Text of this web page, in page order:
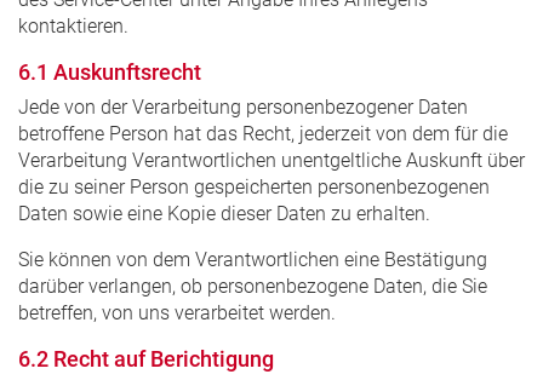
kontaktieren.
6.1 Auskunftsrecht
Jede von der Verarbeitung personenbezogener Daten
betroffene Person hat das Recht, jederzeit von dem für die
Verarbeitung Verantwortlichen unentgeltliche Auskunft über
die zu seiner Person gespeicherten personenbezogenen
Daten sowie eine Kopie dieser Daten zu erhalten.
Sie können von dem Verantwortlichen eine Bestätigung
darüber verlangen, ob personenbezogene Daten, die Sie
betreffen, von uns verarbeitet werden.
6.2 Recht auf Berichtigung